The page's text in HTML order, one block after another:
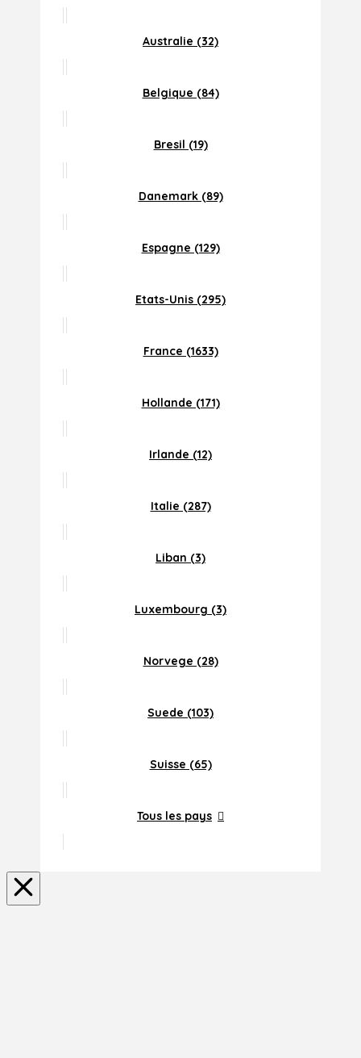
Australie (32)
Belgique (84)
Bresil (19)
Danemark (89)
Espagne (129)
Etats-Unis (295)
France (1633)
Hollande (171)
Irlande (12)
Italie (287)
Liban (3)
Luxembourg (3)
Norvege (28)
Suede (103)
Suisse (65)
Tous les pays